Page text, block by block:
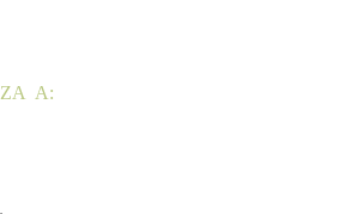
A: